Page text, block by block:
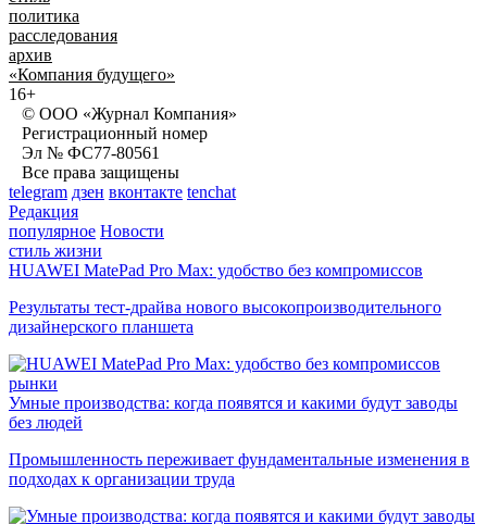
политика
расследования
архив
«Компания будущего»
16+
© ООО «Журнал Компания»
Регистрационный номер
Эл № ФС77-80561
Все права защищены
telegram дзен вконтакте tenchat
Редакция
популярное Новости
стиль жизни
HUAWEI MatePad Pro Max: удобство без компромиссов
Результаты тест-драйва нового высокопроизводительного
дизайнерского планшета
рынки
Умные производства: когда появятся и какими будут заводы
без людей
Промышленность переживает фундаментальные изменения в
подходах к организации труда